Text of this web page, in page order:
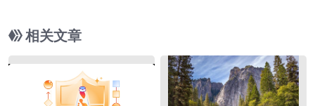
相关文章